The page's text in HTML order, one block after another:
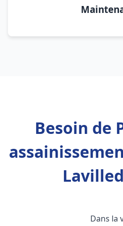
Besoin de
Dans la